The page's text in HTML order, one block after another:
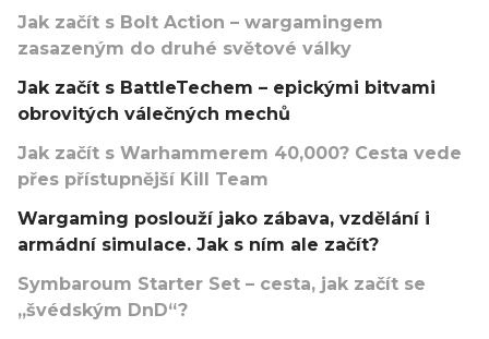
Jak začít s Bolt Action – wargamingem
zasazeným do druhé světové války
Jak začít s BattleTechem – epickými bitvami
obrovitých válečných mechů
Jak začít s Warhammerem 40,000? Cesta vede
přes přístupnější Kill Team
Wargaming poslouží jako zábava, vzdělání i
armádní simulace. Jak s ním ale začít?
Symbaroum Starter Set – cesta, jak začít se
„švédským DnD“?